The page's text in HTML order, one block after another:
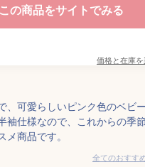
この商品をサイトでみる
価格と在庫を
、可愛らしいピンク色のベビ
袖仕様なので、これからの季
商品です。
全てのおすす